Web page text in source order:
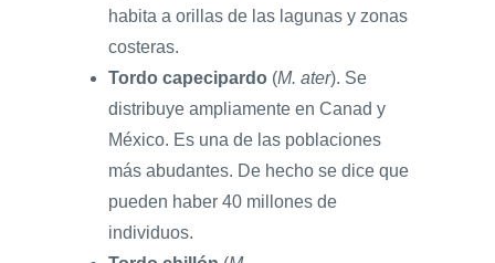
habita a orillas de las lagunas y zonas
costeras.
Tordo capecipardo (M. ater). Se
distribuye ampliamente en Canad y
México. Es una de las poblaciones
más abudantes. De hecho se dice que
pueden haber 40 millones de
individuos.